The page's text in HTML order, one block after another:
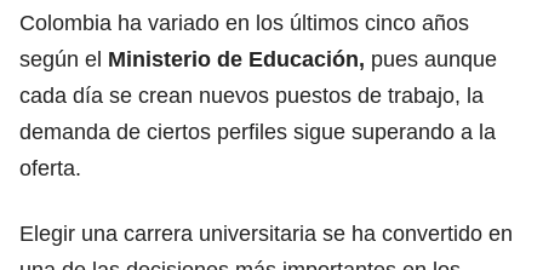
Colombia ha variado en los últimos cinco años
según el Ministerio de Educación, pues aunque
cada día se crean nuevos puestos de trabajo, la
demanda de ciertos perfiles sigue superando a la
oferta.
Elegir una carrera universitaria se ha convertido en